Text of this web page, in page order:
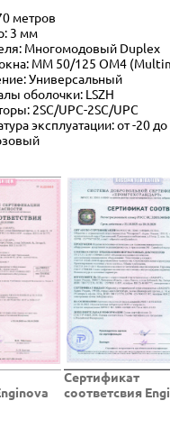
метров
3 мм
Многомодовый Duplex
MM 50/125 OM4
Универсальный
оболочки: LSZH
2SC/UPC-2SC/UPC
эксплуатации: от -20 до
Cертификат
соответсвия